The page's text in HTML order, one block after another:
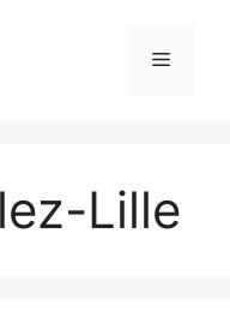
Menu
Lille